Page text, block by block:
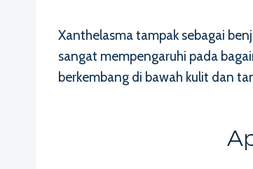
Xanthelasma tampak sebagai
sangat mempengaruhi pada
berkembang di bawah kulit dan